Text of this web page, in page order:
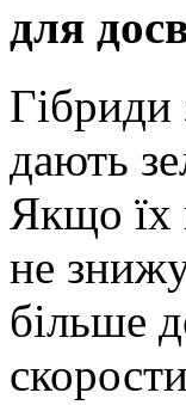
для
Гібриди
дають
Якщо їх
не
більше